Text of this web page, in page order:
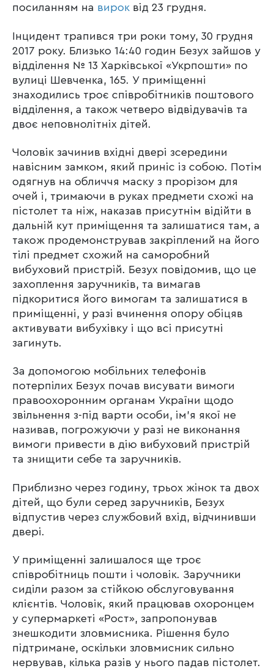
посиланням на вирок від 23 грудня.
Інцидент трапився три роки тому, 30 грудня
2017 року. Близько 14:40 годин Безух зайшов у
відділення № 13 Харківської «Укрпошти» по
вулиці Шевченка, 165. У приміщенні
знаходились троє співробітників поштового
відділення, а також четверо відвідувачів та
двоє неповнолітніх дітей.
Чоловік зачинив вхідні двері зсередини
навісним замком, який приніс із собою. Потім
одягнув на обличчя маску з прорізом для
очей і, тримаючи в руках предмети схожі на
пістолет та ніж, наказав присутнім відійти в
дальній кут приміщення та залишатися там, а
також продемонстрував закріплений на його
тілі предмет схожий на саморобний
вибуховий пристрій. Безух повідомив, що це
захоплення заручників, та вимагав
підкоритися його вимогам та залишатися в
приміщенні, у разі вчинення опору обіцяв
активувати вибухівку і що всі присутні
загинуть.
За допомогою мобільних телефонів
потерпілих Безух почав висувати вимоги
правоохоронним органам України щодо
звільнення з-під варти особи, ім’я якої не
називав, погрожуючи у разі не виконання
вимоги привести в дію вибуховий пристрій
та знищити себе та заручників.
Приблизно через годину, трьох жінок та двох
дітей, що були серед заручників, Безух
відпустив через службовий вхід, відчинивши
двері.
У приміщенні залишалося ще троє
співробітниць пошти і чоловік. Заручники
сиділи разом за стійкою обслуговування
клієнтів. Чоловік, який працював охоронцем
у супермаркеті «Рост», запропонував
знешкодити зловмисника. Рішення було
підтримане, оскільки зловмисник сильно
нервував, кілька разів у нього падав пістолет.